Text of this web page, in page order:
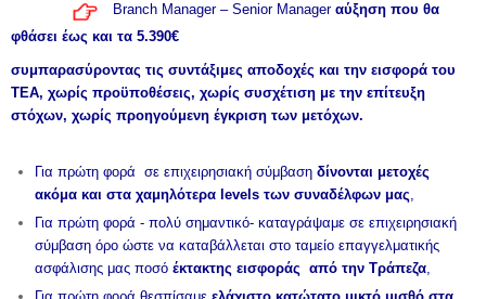
Branch Manager – Senior Manager αύξηση που θα
φθάσει έως και τα 5.390€
συμπαρασύροντας τις συντάξιμες αποδοχές και την εισφορά του
ΤΕΑ, χωρίς προϋποθέσεις, χωρίς συσχέτιση με την επίτευξη
στόχων, χωρίς προηγούμενη έγκριση των μετόχων.
Για πρώτη φορά σε επιχειρησιακή σύμβασηδίνονται μετοχές
ακόμα και στα χαμηλότερα levels των συναδέλφων μας
Για πρώτη φορά - πολύ σημαντικό- καταγράψαμε σε επιχειρησιακή
σύμβαση όρο ώστε να καταβάλλεται στο ταμείο επαγγελματικής
ασφάλισης μας ποσόέκτακτης εισφοράς από την Τράπεζα